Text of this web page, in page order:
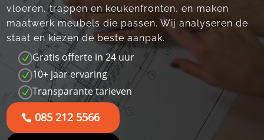
vloeren, trappen en keukenfronten, en maken
maatwerk meubels die passen.​ Wij analyseren de
staat en kiezen de beste aanpak.​
N Gratis offerte in 24 uur
N 10+ jaar ervaring
N Transparante tarieven
085 212 5566